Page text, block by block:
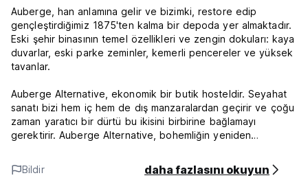
Auberge, han anlamına gelir ve bizimki, restore edip
gençleştirdiğimiz 1875'ten kalma bir depoda yer almaktadır.
Eski şehir binasının temel özellikleri ve zengin dokuları: kaya
duvarlar, eski parke zeminler, kemerli pencereler ve yüksek
tavanlar.
Auberge Alternative, ekonomik bir butik hosteldir. Seyahat
sanatı bizi hem iç hem de dış manzaralardan geçirir ve çoğu
zaman yaratıcı bir dürtü bu ikisini birbirine bağlamayı
gerektirir. Auberge Alternative, bohemliğin yeniden
sanatçılara konaklama ve kaynak sağlayan çevre dostu ve
sanatsal bir hosteldir. Alternatif'e hoş geldiniz.
Bildir daha fazlasını okuyun